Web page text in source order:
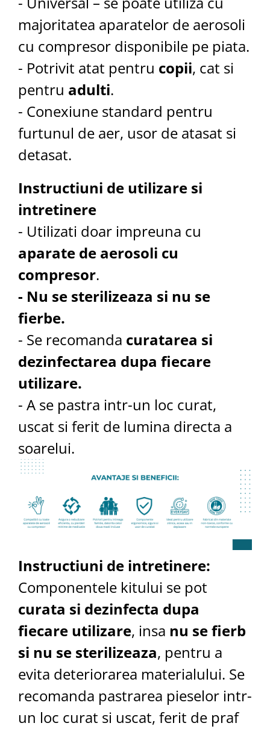
majoritatea aparatelor de aerosoli
cu compresor disponibile pe piata.
- Potrivit atat pentru copii, cat si
pentru adulti.
- Conexiune standard pentru
furtunul de aer, usor de atasat si
detasat.
Instructiuni de utilizare si
intretinere
- Utilizati doar impreuna cu
aparate de aerosoli cu
compresor.
- Nu se sterilizeaza si nu se
fierbe.
- Se recomanda curatarea si
dezinfectarea dupa fiecare
utilizare.
- A se pastra intr-un loc curat,
uscat si ferit de lumina directa a
soarelui.
Instructiuni de intretinere:
Componentele kitului se pot
curata si dezinfecta dupa
fiecare utilizare, insa nu se fierb
si nu se sterilizeaza, pentru a
evita deteriorarea materialului. Se
recomanda pastrarea pieselor intr-
un loc curat si uscat, ferit de praf